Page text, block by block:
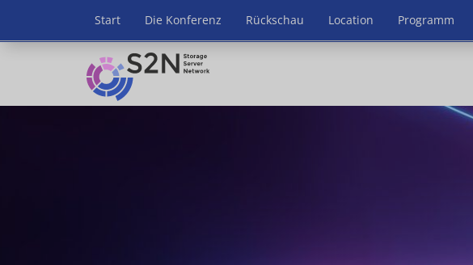
Start Die Konferenz Rückschau Location Programm